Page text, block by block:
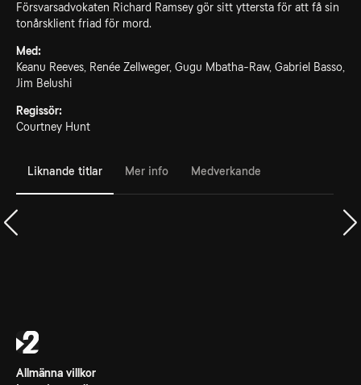
Försvarsadvokaten Richard Ramsey gör sitt yttersta för att få sin
tonårsklient friad för mord.
Med:
Keanu Reeves, Renée Zellweger, Gugu Mbatha-Raw, Gabriel Basso,
Jim Belushi
Regissör:
Courtney Hunt
Liknande titlar Mer info Medverkande
Allmänna villkor